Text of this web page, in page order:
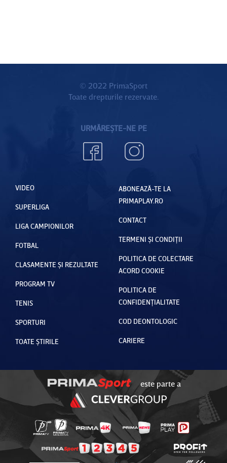
© 2022 PrimaSport
Toate drepturile rezervate.
URMĂREȘTE-NE PE
VIDEO
SUPERLIGA
LIGA CAMPIONILOR
FOTBAL
CLASAMENTE ȘI REZULTATE
PROGRAM TV
TENIS
SPORTURI
TOATE ȘTIRILE
ABONEAZĂ-TE LA
PRIMAPLAY.RO
CONTACT
TERMENI ȘI CONDIȚII
POLITICA DE COLECTARE
ACORD COOKIE
POLITICA DE
CONFIDENȚIALITATE
COD DEONTOLOGIC
CARIERE
este parte a